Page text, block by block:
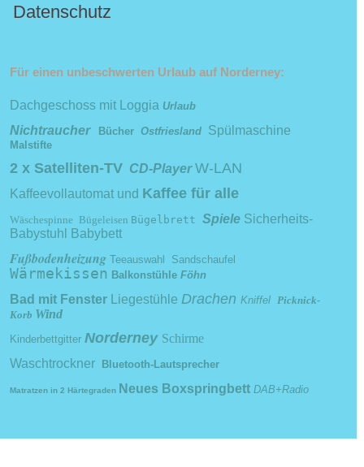
Datenschutz
Für einen unbeschwerten Urlaub auf Norderney:
Dachgeschoss mit Loggia Urlaub
Nichtraucher Bücher Ostfriesland Spülmaschine
Malstifte
2 x Satelliten-TV CD-PlayerW-LAN
Kaffeevollautomat und Kaffee für alle
Wäschespinne Bügeleisen Bügelbrett Spiele Sicherheits-
Babystuhl
Babybett
Fußbodenheizung Teeauswahl Sandschaufel
Wärmekissen Balkonstühle Föhn
Bad mit Fenster Liegestühle Drachen Kniffel Picknick-
Korb Wind
Kinderbettgitter Norderney Schirme
Waschtrockner
Bluetooth-Lautsprecher
Matratzen in 2 Härtegraden Neues Boxspringbett DAB+Radio